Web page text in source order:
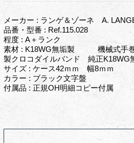
メーカー : ランゲ＆ゾーネ A.
品番・型番 : Ref.115.028
程度 : A＋ランク
素材 : K18WG無垢製 機械式手巻
製クロコダイルバンド 純正K18WG
サイズ : ケース42ｍｍ 幅8ｍｍ
カラー : ブラック文字盤
付属品 : 正規OH明細コピー付属